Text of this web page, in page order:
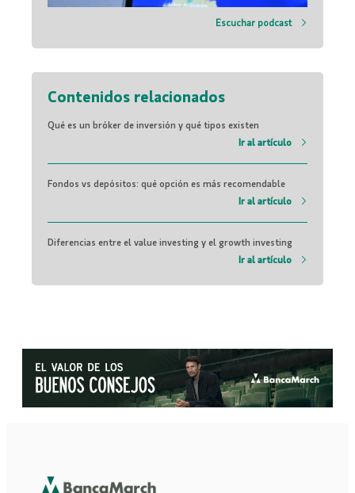
Escuchar podcast
Contenidos relacionados
Qué es un bróker de inversión y qué tipos existen
Ir al artículo
Fondos vs depósitos: qué opción es más recomendable
Ir al artículo
Diferencias entre el value investing y el growth investing
Ir al artículo